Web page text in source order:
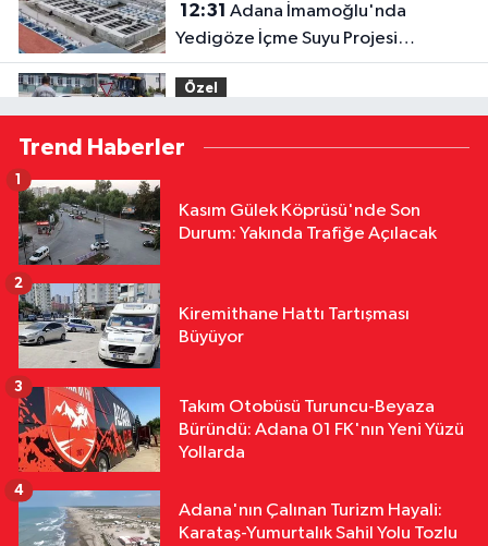
12:31
Yedigöze İçme Suyu Projesi
Şantiyesinde Göçük: İşçileri Toprak
Altında Kaldı!
Özel
12:02Başkan Altıok Çalışmaları
Yerinde İnceledi: Yumurtalık'ta
11:42Adana'nın Kavurucu
11:37Doç. Dr. Ergül Halisçelik: Kamu
Ekonomi
11:30ATÜ'de "Sunar Gastronomi
Trend Haberler
Kasım Gülek Köprüsü'nde Son
Durum: Yakında Trafiğe Açılacak
1
Kiremithane Hattı Tartışması
Büyüyor
2
Takım Otobüsü Turuncu-Beyaza
Büründü: Adana 01 FK'nın Yeni Yüzü
Yollarda
3
Adana'nın Çalınan Turizm Hayali:
Karataş-Yumurtalık Sahil Yolu Tozlu
4